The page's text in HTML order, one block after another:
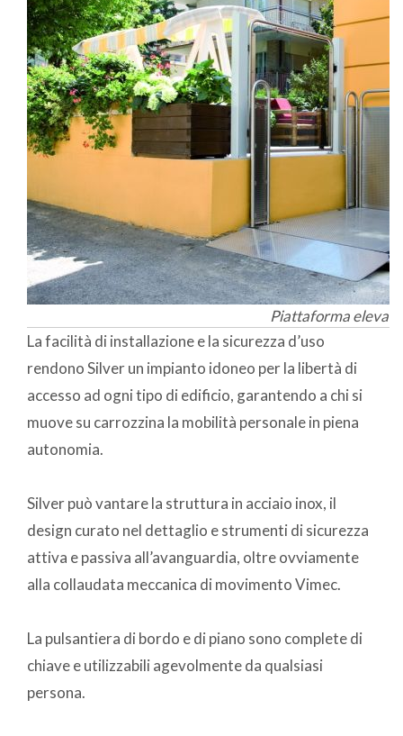
Piattaforma
La facilità di installazione e la sicurezza d’uso
rendono Silver un impianto idoneo per la libertà di
accesso ad ogni tipo di edificio, garantendo a chi si
muove su carrozzina la mobilità personale in piena
autonomia.
Silver può vantare la struttura in acciaio inox, il
design curato nel dettaglio e strumenti di sicurezza
attiva e passiva all’avanguardia, oltre ovviamente
alla collaudata meccanica di movimento Vimec.
La pulsantiera di bordo e di piano sono complete di
chiave e utilizzabili agevolmente da qualsiasi
persona.